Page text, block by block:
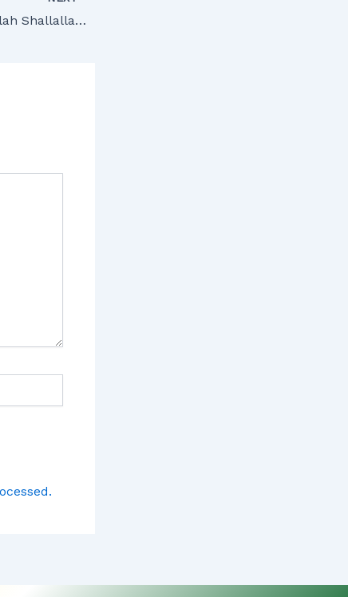
Pembantu Rasulullah Shallallahu Alahi Wa Sallam